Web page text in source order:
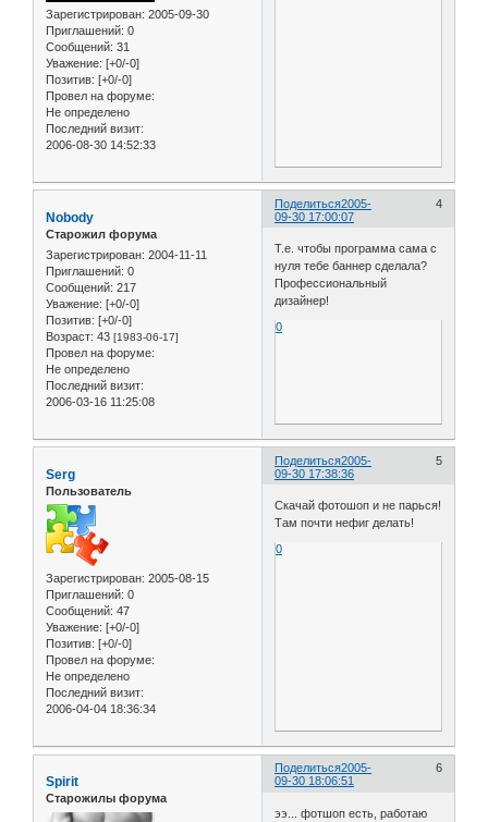
Зарегистрирован: 2005-09-30
Приглашений: 0
Сообщений: 31
Уважение: [+0/-0]
Позитив: [+0/-0]
Провел на форуме:
Не определено
Последний визит:
2006-08-30 14:52:33
Поделиться 4
2005-
09-30 17:00:07
Nobody
Старожил форума
Зарегистрирован: 2004-11-11
Приглашений: 0
Сообщений: 217
Уважение: [+0/-0]
Позитив: [+0/-0]
Возраст: 43 [1983-06-17]
Провел на форуме:
Не определено
Последний визит:
2006-03-16 11:25:08
Т.е. чтобы программа сама с
нуля тебе баннер сделала?
Профессиональный
дизайнер!
0
Поделиться 5
2005-
09-30 17:38:36
Serg
Пользователь
Зарегистрирован: 2005-08-15
Приглашений: 0
Сообщений: 47
Уважение: [+0/-0]
Позитив: [+0/-0]
Провел на форуме:
Не определено
Последний визит:
2006-04-04 18:36:34
Скачай фотошоп и не парься!
Там почти нефиг делать!
0
Поделиться 6
2005-
09-30 18:06:51
Spirit
Старожилы форума
ээ... фотшоп есть, работаю